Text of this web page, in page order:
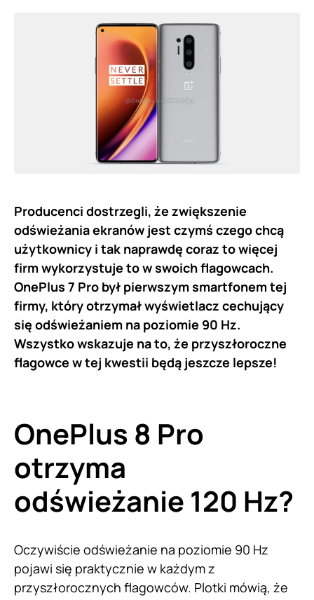
Producenci dostrzegli, że zwiększenie
odświeżania ekranów jest czymś czego chcą
użytkownicy i tak naprawdę coraz to więcej
firm wykorzystuje to w swoich flagowcach.
OnePlus 7 Pro był pierwszym smartfonem tej
firmy, który otrzymał wyświetlacz cechujący
się odświeżaniem na poziomie 90 Hz.
Wszystko wskazuje na to, że przyszłoroczne
flagowce w tej kwestii będą jeszcze lepsze!
OnePlus 8 Pro
otrzyma
odświeżanie 120 Hz?
Oczywiście odświeżanie na poziomie 90 Hz
pojawi się praktycznie w każdym z
przyszłorocznych flagowców. Plotki mówią, że